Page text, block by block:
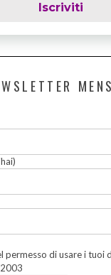
Iscriviti
permesso di usare i tuoi